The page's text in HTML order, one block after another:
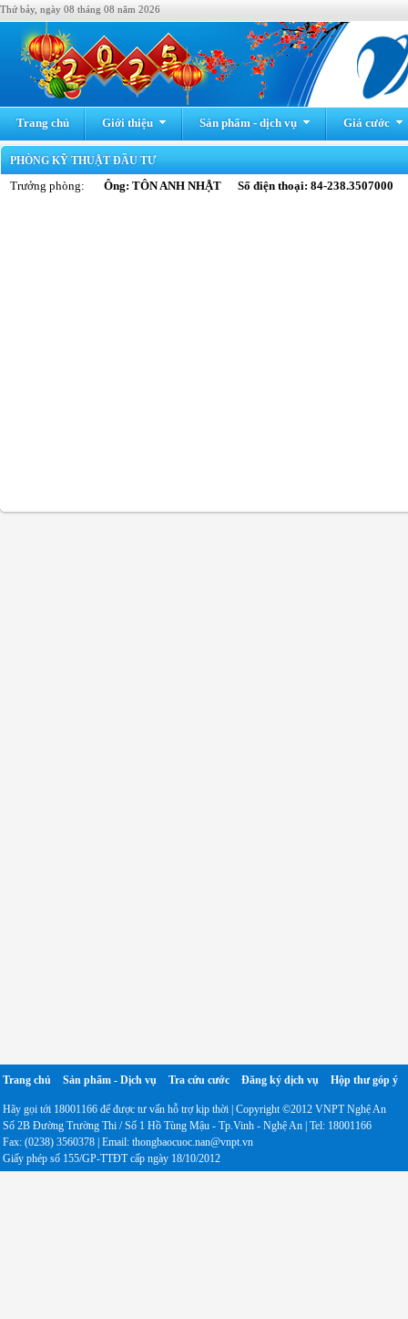
Thứ bảy, ngày 08 tháng 08 năm 2026
Trang chủ Giới thiệu Sản phẩm - dịch vụ Giá cước
PHÒNG KỸ THUẬT ĐẦU TƯ
Trưởng phòng: Ông: TÔN ANH NHẬT Số điện thoại: 84-238.3507000
Trang chủ Sản phẩm - Dịch vụ Tra cứu cước Đăng ký dịch vụ Hộp thư góp ý
Hãy gọi tới 18001166 để được tư vấn hỗ trợ kịp thời | Copyright ©2012 VNPT Nghệ An
Số 2B Đường Trường Thi / Số 1 Hồ Tùng Mậu - Tp.Vinh - Nghệ An | Tel: 18001166
Fax: (0238) 3560378 | Email: thongbaocuoc.nan@vnpt.vn
Giấy phép số 155/GP-TTĐT cấp ngày 18/10/2012